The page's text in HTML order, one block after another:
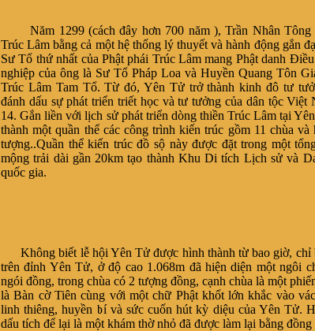
Năm 1299 (cách đây hơn 700 năm ), Trần Nhân Tông
Trúc Lâm bằng cả một hệ thống lý thuyết và hành động gắn
Sư Tổ thứ nhất của Phật phái Trúc Lâm mang Phật danh
nghiệp của ông là Sư Tổ Pháp Loa và Huyền Quang Tôn
Trúc Lâm Tam Tổ. Từ đó, Yên Tử trở thành kinh đô tư
đánh dấu sự phát triển triết học và tư tưởng của dân tộc Việt
14. Gắn liền với lịch sử phát triển dòng thiền Trúc Lâm tại
thành một quần thể các công trình kiến trúc gồm 11 chùa và
tượng..Quần thể kiến trúc đồ sộ này được đặt trong một
mộng trải dài gần 20km tạo thành Khu Di tích Lịch sử và
quốc gia.
Không biết lễ hội Yên Tử được hình thành từ bao giờ, chỉ
trên đỉnh Yên Tử, ở độ cao 1.068m đã hiện diện một ngôi
ngói đồng, trong chùa có 2 tượng đồng, cạnh chùa là một
là Bàn cờ Tiên cùng với một chữ Phật khốt lớn khắc vào
linh thiêng, huyền bí và sức cuốn hút kỳ diệu của Yên Tử.
dấu tích để lại là một khám thờ nhỏ đã được làm lại bằng